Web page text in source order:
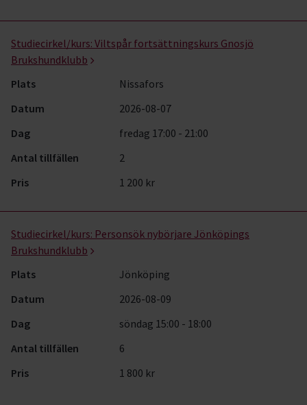
Studiecirkel/kurs: Viltspår fortsättningskurs Gnosjö
Brukshundklubb
Plats
Nissafors
Datum
2026-08-07
Dag
fredag 17:00 - 21:00
Antal tillfällen
2
Pris
1 200 kr
Studiecirkel/kurs: Personsök nybörjare Jönköpings
Brukshundklubb
Plats
Jönköping
Datum
2026-08-09
Dag
söndag 15:00 - 18:00
Antal tillfällen
6
Pris
1 800 kr